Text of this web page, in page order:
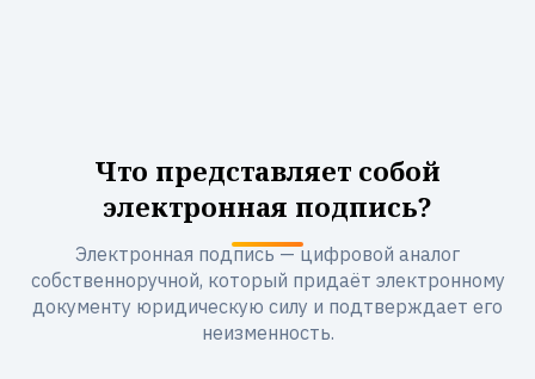
Что представляет собой
электронная подпись?
Электронная подпись — цифровой аналог
собственноручной, который придаёт электронному
документу юридическую силу и подтверждает его
неизменность.